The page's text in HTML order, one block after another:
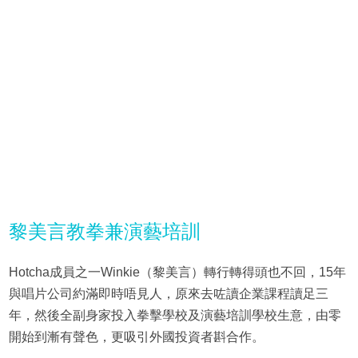
黎美言教拳兼演藝培訓
Hotcha成員之一Winkie（黎美言）轉行轉得頭也不回，15年
與唱片公司約滿即時唔見人，原來去咗讀企業課程讀足三
年，然後全副身家投入拳擊學校及演藝培訓學校生意，由零
開始到漸有聲色，更吸引外國投資者斟合作。